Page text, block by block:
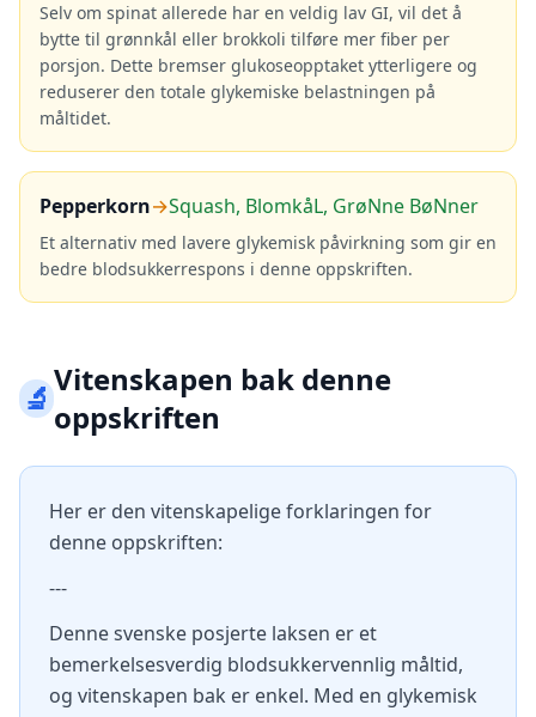
Selv om spinat allerede har en veldig lav GI, vil det å
bytte til grønnkål eller brokkoli tilføre mer fiber per
porsjon. Dette bremser glukoseopptaket ytterligere og
reduserer den totale glykemiske belastningen på
måltidet.
Pepperkorn→Squash, BlomkåL, GrøNne BøNner
Et alternativ med lavere glykemisk påvirkning som gir en
bedre blodsukkerrespons i denne oppskriften.
🔬Vitenskapen bak denne
oppskriften
Her er den vitenskapelige forklaringen for
denne oppskriften:
---
Denne svenske posjerte laksen er et
bemerkelsesverdig blodsukkervennlig måltid,
og vitenskapen bak er enkel. Med en glykemisk